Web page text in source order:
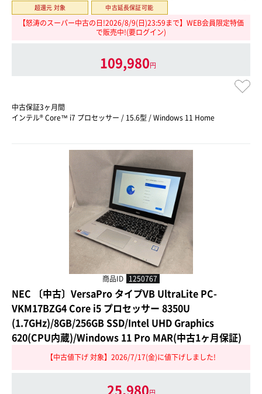
超還元 対象 中古延長保証可能
【怒涛のスーパー中古の日!2026/8/9(日)23:59まで】WEB会員限定特価
で販売中!(要ログイン)
109,980円
中古保証3ヶ月間
インテル® Core™ i7 プロセッサー / 15.6型 / Windows 11 Home
商品ID 1250767
NEC 〔中古〕VersaPro タイプVB UltraLite PC-
VKM17BZG4 Core i5 プロセッサー 8350U
(1.7GHz)/8GB/256GB SSD/Intel UHD Graphics
620(CPU内蔵)/Windows 11 Pro MAR(中古1ヶ月保証)
【中古値下げ 対象】2026/7/17(金)に値下げしました!
25,980